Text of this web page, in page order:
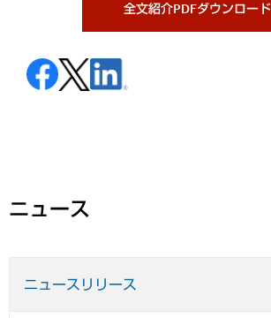
全文紹介PDFダウンロード
ニュース
ニュースリリース